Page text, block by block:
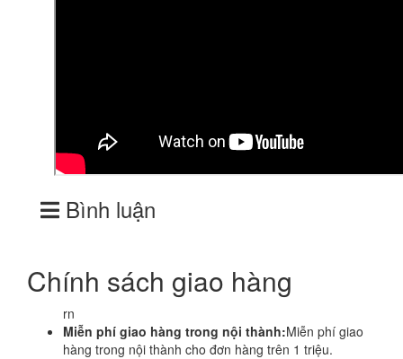
Bình luận
Chính sách giao hàng
rn
Miễn phí giao hàng trong nội thành:Miễn phí giao
hàng trong nội thành cho đơn hàng trên 1 triệu.